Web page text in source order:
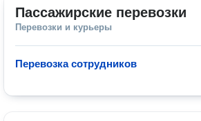
Пассажирские перевозки
Перевозки и курьеры
Перевозка сотрудников